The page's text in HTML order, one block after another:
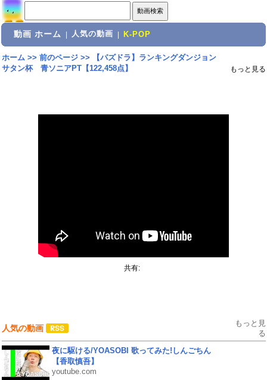
動画 ホーム 人気の動画 K-POP
ホーム>> 前のページ>>
【パズドラ】ランキングダンジョン
サタン杯 青ソニアPT【122,458点】
もっと見る
共有:
人気の動画
もっと見
る
夜に駆ける/YOASOBI 歌ってみた!しんごちん
【香取慎吾】
youtube.com